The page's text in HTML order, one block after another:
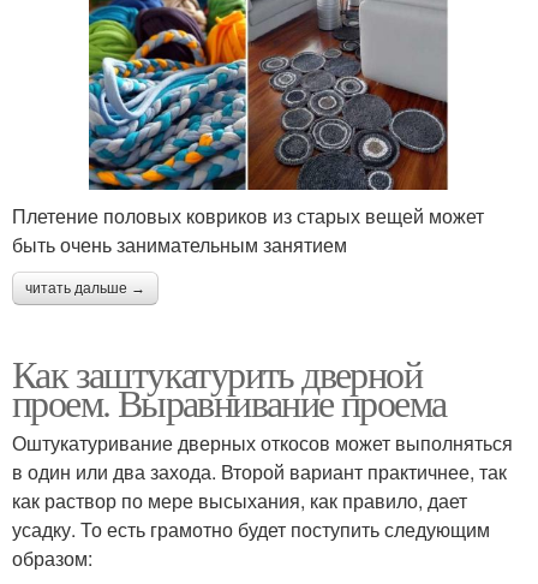
Плетение половых ковриков из старых вещей может
быть очень занимательным занятием
читать дальше →
Как заштукатурить дверной
проем. Выравнивание проема
Оштукатуривание дверных откосов может выполняться
в один или два захода. Второй вариант практичнее, так
как раствор по мере высыхания, как правило, дает
усадку. То есть грамотно будет поступить следующим
образом: